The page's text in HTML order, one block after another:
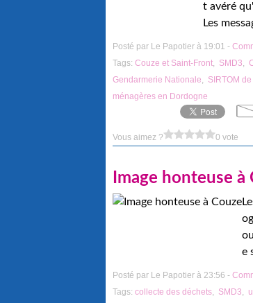
t avéré
Les
Posté par Le Papotier à 19:01 -
Tags: Couze et Saint-Front, SMD3,
Gendarmerie Nationale, SIRTOM
ménagères en Dordogne
Vous aimez ? 0 vote
Image honteuse à
e
Posté par Le Papotier à 23:56 -
Tags: collecte des déchets, SMD3,